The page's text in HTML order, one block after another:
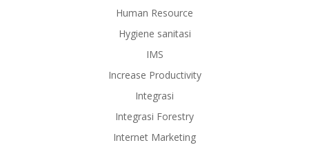
Human Resource
Hygiene sanitasi
IMS
Increase Productivity
Integrasi
Integrasi Forestry
Internet Marketing